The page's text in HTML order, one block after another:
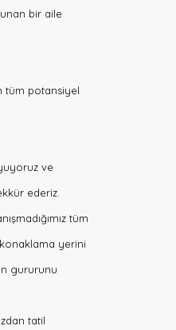
bir aile
tüm potansiyel
ve
ederiz.
tüm
yerini
gururunu
tatil